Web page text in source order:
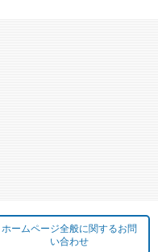
ホームページ全般に関するお問
い合わせ